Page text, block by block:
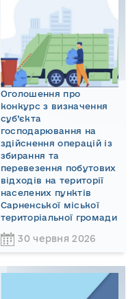
Оголошення про
конкурс з визначення
суб’єкта
господарювання на
здійснення операцій із
збирання та
перевезення побутових
відходів на території
населених пунктів
Сарненської міської
територіальної громади
30 червня 2026